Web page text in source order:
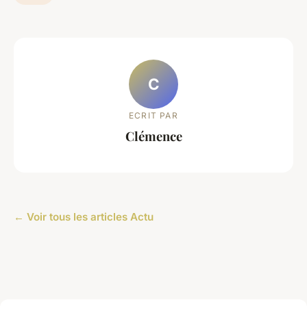
C
ECRIT PAR
Clémence
← Voir tous les articles Actu